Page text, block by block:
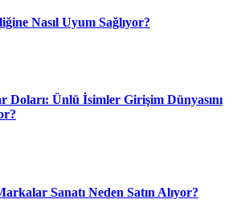
Nasıl Uyum Sağlıyor?
Doları: Ünlü İsimler Girişim Dünyasını
Sanatı Neden Satın Alıyor?